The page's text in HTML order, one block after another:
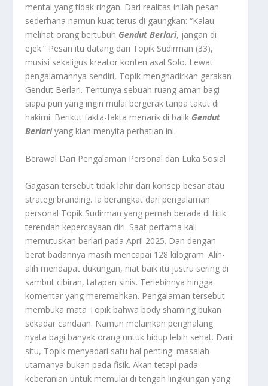
mental yang tidak ringan. Dari realitas inilah pesan
sederhana namun kuat terus di gaungkan: “Kalau
melihat orang bertubuh Gendut Berlari, jangan di
ejek.” Pesan itu datang dari Topik Sudirman (33),
musisi sekaligus kreator konten asal Solo. Lewat
pengalamannya sendiri, Topik menghadirkan gerakan
Gendut Berlari. Tentunya sebuah ruang aman bagi
siapa pun yang ingin mulai bergerak tanpa takut di
hakimi. Berikut fakta-fakta menarik di balik Gendut
Berlariyang kian menyita perhatian ini.
Berawal Dari Pengalaman Personal dan Luka Sosial
Gagasan tersebut tidak lahir dari konsep besar atau
strategi branding. Ia berangkat dari pengalaman
personal Topik Sudirman yang pernah berada di titik
terendah kepercayaan diri. Saat pertama kali
memutuskan berlari pada April 2025. Dan dengan
berat badannya masih mencapai 128 kilogram. Alih-
alih mendapat dukungan, niat baik itu justru sering di
sambut cibiran, tatapan sinis. Terlebihnya hingga
komentar yang meremehkan. Pengalaman tersebut
membuka mata Topik bahwa body shaming bukan
sekadar candaan. Namun melainkan penghalang
nyata bagi banyak orang untuk hidup lebih sehat. Dari
situ, Topik menyadari satu hal penting: masalah
utamanya bukan pada fisik. Akan tetapi pada
keberanian untuk memulai di tengah lingkungan yang